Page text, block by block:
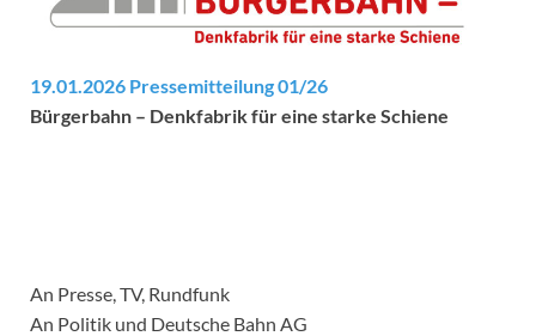
19.01.2026 Pressemitteilung 01/26
Bürgerbahn – Denkfabrik für eine starke Schiene
An Presse, TV, Rundfunk
An Politik und Deutsche Bahn AG